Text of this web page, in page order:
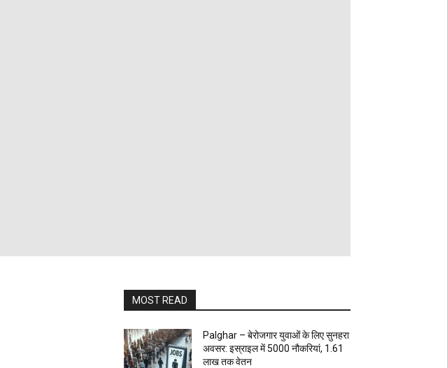
MOST READ
Palghar – बेरोजगार युवाओं के लिए सुनहरा
अवसर: इस्राइल में 5000 नौकरियां, ₹1.61
लाख तक वेतन